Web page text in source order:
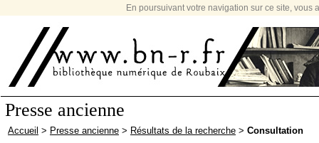
En poursuivant votre navigation sur ce site,
Presse ancienne
Accueil > Presse ancienne > Résultats de la recherche > Consultation